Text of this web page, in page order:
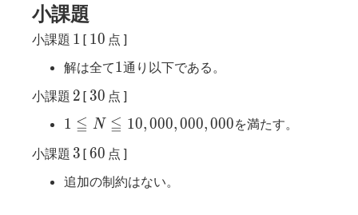
小課題
小課題 1
1 [ 10
10 点 ]
解は全て1
1通り以下である。
小課題 2
2 [ 30
30 点 ]
1≦N≦10,000,000,000
1 ≦ N ≦ 10,000,000,000を満たす。
小課題 3
3 [ 60
60 点 ]
追加の制約はない。